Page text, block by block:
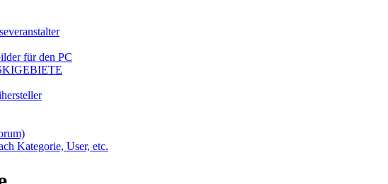
für den PC
Kategorie, User, etc.